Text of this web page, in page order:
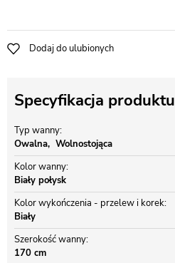
Dodaj do ulubionych
Specyfikacja produktu
Typ wanny
Owalna
Wolnostojąca
Kolor wanny
Biały połysk
Kolor wykończenia - przelew i korek
Biały
Szerokość wanny
170 cm